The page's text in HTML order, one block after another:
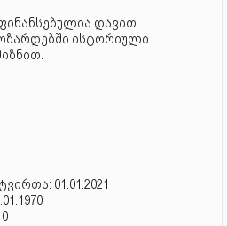
დავით
ისტორიული
01.01.2021